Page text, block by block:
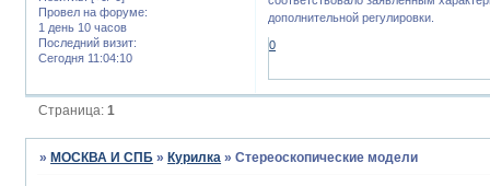
Провел на форуме:
1 день 10 часов
Последний визит:
Сегодня 11:04:10
дополнительной регулировки.
0
Страница:1
»МОСКВА И СПБ »Курилка »Стереоскопические модели